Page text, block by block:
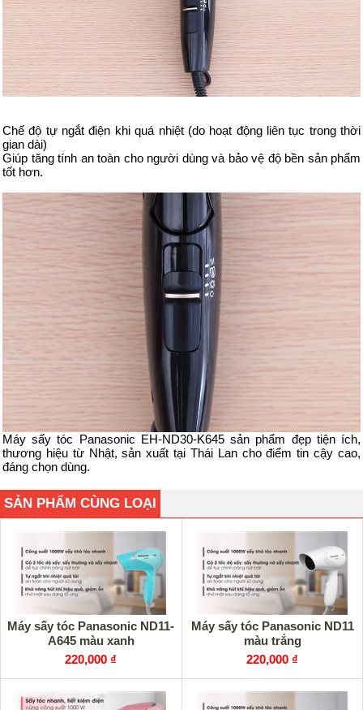
Chế độ tự ngắt điện khi quá nhiệt (do hoạt động liên tục trong thời
gian dài)
Giúp tăng tính an toàn cho người dùng và bảo vệ độ bền sản phẩm
tốt hơn.
Máy sấy tóc Panasonic EH-ND30-K645 sản phẩm đẹp tiện ích,
thương hiệu từ Nhật, sản xuất tại Thái Lan cho điểm tin cậy cao,
đáng chọn dùng.
SẢN PHẨM CÙNG LOẠI
Máy sấy tóc Panasonic ND11-
A645 màu xanh
220,000 ₫
Máy sấy tóc Panasonic ND11
màu trắng
220,000 ₫